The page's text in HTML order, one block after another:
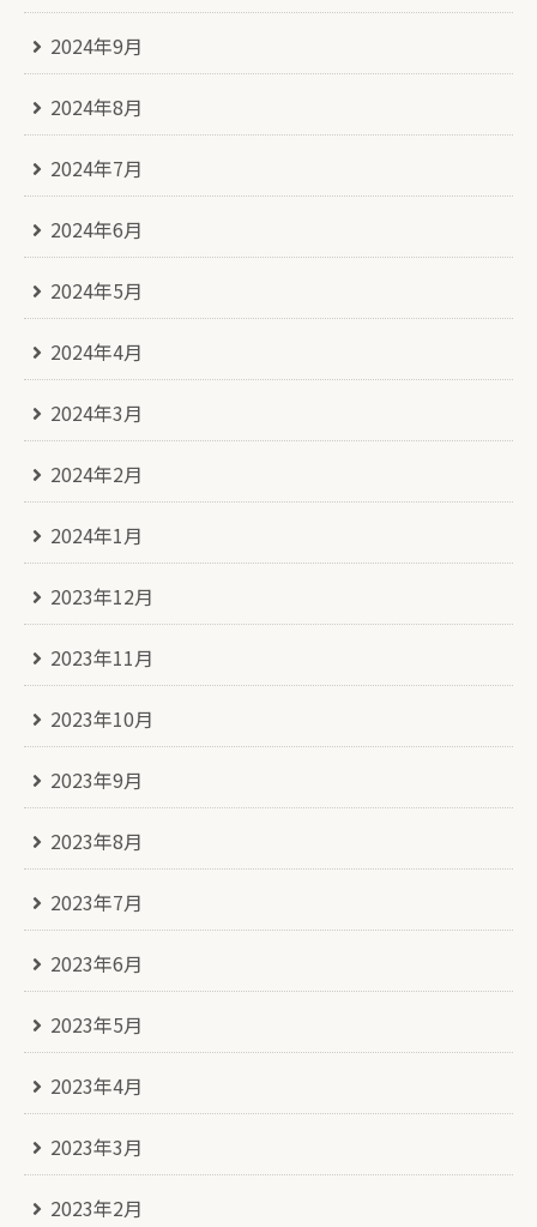
2024年9月
2024年8月
2024年7月
2024年6月
2024年5月
2024年4月
2024年3月
2024年2月
2024年1月
2023年12月
2023年11月
2023年10月
2023年9月
2023年8月
2023年7月
2023年6月
2023年5月
2023年4月
2023年3月
2023年2月